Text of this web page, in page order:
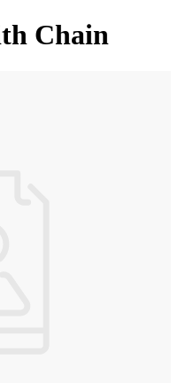
Chain